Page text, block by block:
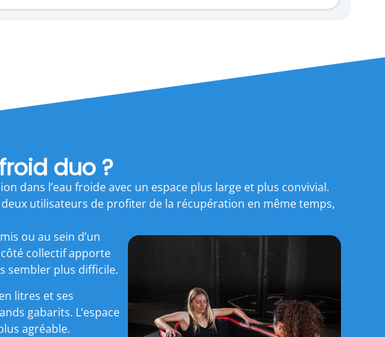
duo ?
dans l’eau froide avec un espace plus large et plus convivial.
utilisateurs de profiter de la récupération en même temps,
ou au sein d’un
collectif apporte
sembler plus difficile.
litres et ses
gabarits. L’espace
agréable.